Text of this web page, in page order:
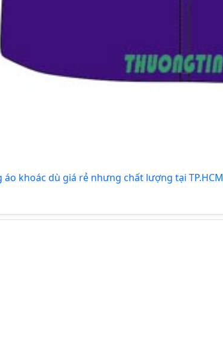
khoác dù giá rẻ nhưng chất lượng tại TP.HCM